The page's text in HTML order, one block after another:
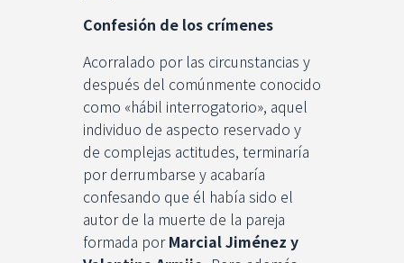
Confesión de los crímenes
Acorralado por las circunstancias y
después del comúnmente conocido
como «hábil interrogatorio», aquel
individuo de aspecto reservado y
de complejas actitudes, terminaría
por derrumbarse y acabaría
confesando que él había sido el
autor de la muerte de la pareja
formada porMarcial Jiménez y